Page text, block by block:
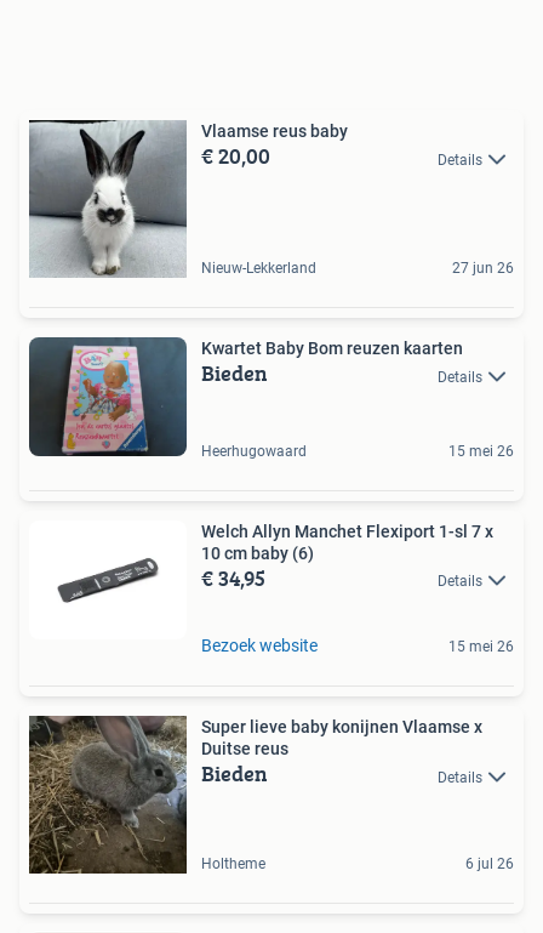
Vlaamse reus baby
€ 20,00 Details
Nieuw-Lekkerland 27 jun 26
Kwartet Baby Bom reuzen kaarten
Bieden Details
Heerhugowaard 15 mei 26
Welch Allyn Manchet Flexiport 1-sl 7 x
10 cm baby (6)
€ 34,95 Details
Bezoek website 15 mei 26
Super lieve baby konijnen Vlaamse x
Duitse reus
Bieden Details
Holtheme 6 jul 26